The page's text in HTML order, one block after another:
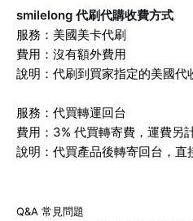
smilelong 代刷代購收費方式
服務：美國美卡代刷
費用：沒有額外費用
說明：代刷到買家指定的美國代
服務：代買轉運回台
費用：3% 代買轉寄費，運費另
說明：代買產品後轉寄回台，直
Q&A 常見問題